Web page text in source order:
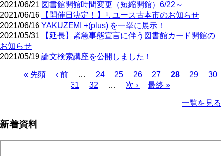
2021/06/21 図書館開館時間変更（短縮開館）6/22～
2021/06/16
【開催日決定！】リユース古本市のお知らせ
2021/06/16 YAKUZEMI +(plus) を一挙に展示！
2021/05/31
【延長】緊急事態宣言に伴う図書館カード開館の
お知らせ
2021/05/19 論文検索講座を公開しました！
り
先
« 先頭
前
‹ 前 …
ペ
ー
24
ペ
ー
25
ペ
ー
26
ペ
ー
27
カ
28
ペ
29
ペ
30
ペ
31
ペ
32 …
次
次 ›
最
最終 »
一覧を見る
新着資料